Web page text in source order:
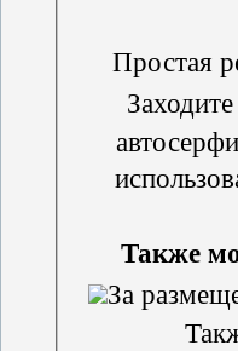
Простая
использовать
Также
За